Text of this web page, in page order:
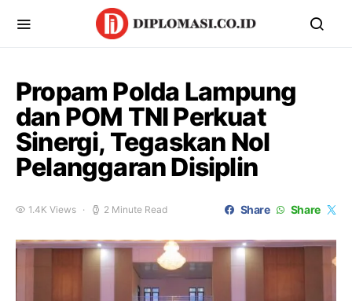
Propam Polda Lampung
dan POM TNI Perkuat
Sinergi, Tegaskan Nol
Pelanggaran Disiplin
1.4K Views 2 Minute Read Share Share